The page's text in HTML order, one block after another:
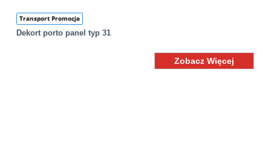
Transport Promocja
Dekort porto panel typ 31
Zobacz Więcej